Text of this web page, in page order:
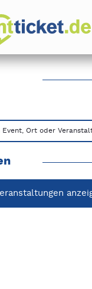
überspringen
Event, Ort oder